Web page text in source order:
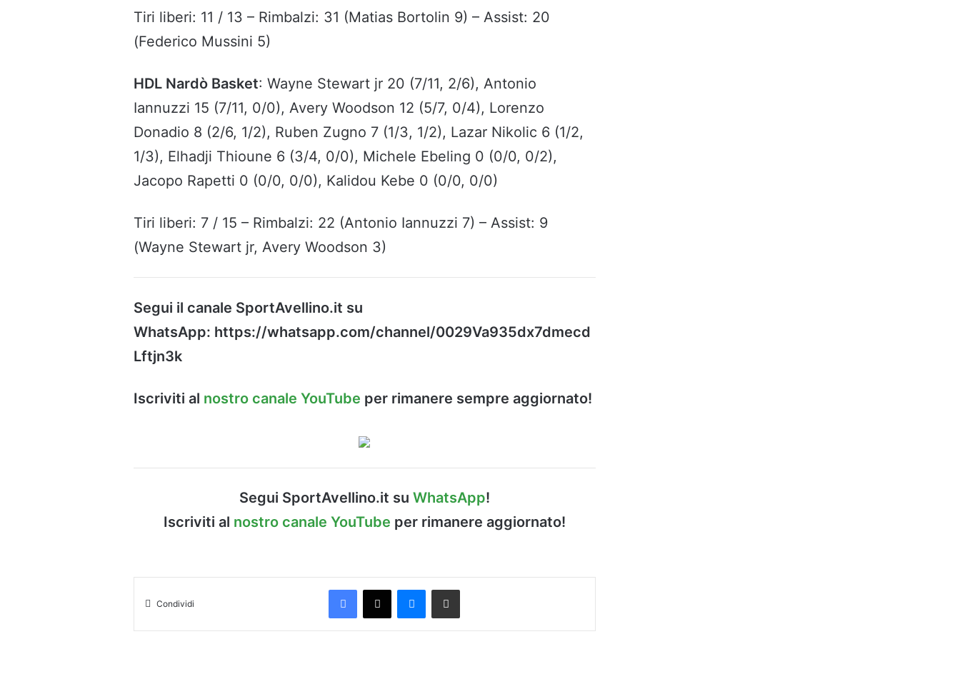
Tiri liberi: 11 / 13 – Rimbalzi: 31 (Matias Bortolin 9) – Assist: 20
(Federico Mussini 5)
HDL Nardò Basket: Wayne Stewart jr 20 (7/11, 2/6), Antonio
Iannuzzi 15 (7/11, 0/0), Avery Woodson 12 (5/7, 0/4), Lorenzo
Donadio 8 (2/6, 1/2), Ruben Zugno 7 (1/3, 1/2), Lazar Nikolic 6 (1/2,
1/3), Elhadji Thioune 6 (3/4, 0/0), Michele Ebeling 0 (0/0, 0/2),
Jacopo Rapetti 0 (0/0, 0/0), Kalidou Kebe 0 (0/0, 0/0)
Tiri liberi: 7 / 15 – Rimbalzi: 22 (Antonio Iannuzzi 7) – Assist: 9
(Wayne Stewart jr, Avery Woodson 3)
Segui il canale SportAvellino.it su
WhatsApp: https://whatsapp.com/channel/0029Va935dx7dmecd
Lftjn3k
Iscriviti al nostro canale YouTube per rimanere sempre aggiornato!
Segui SportAvellino.it su WhatsApp!
Iscriviti al nostro canale YouTube per rimanere aggiornato!
Condividi
Facebook
X Messenger
Condividi via Email